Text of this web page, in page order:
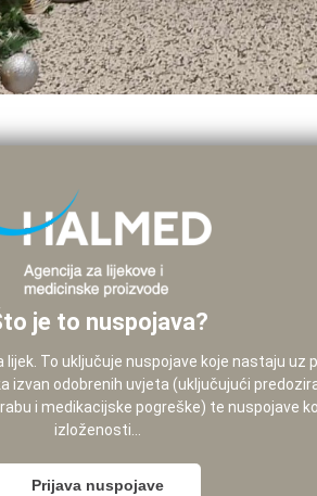
je to nuspojava?
To uključuje nuspojave koje nastaju uz
izvan odobrenih uvjeta (uključujući
i medikacijske pogreške) te nuspojave
izloženosti...
Prijava nuspojave